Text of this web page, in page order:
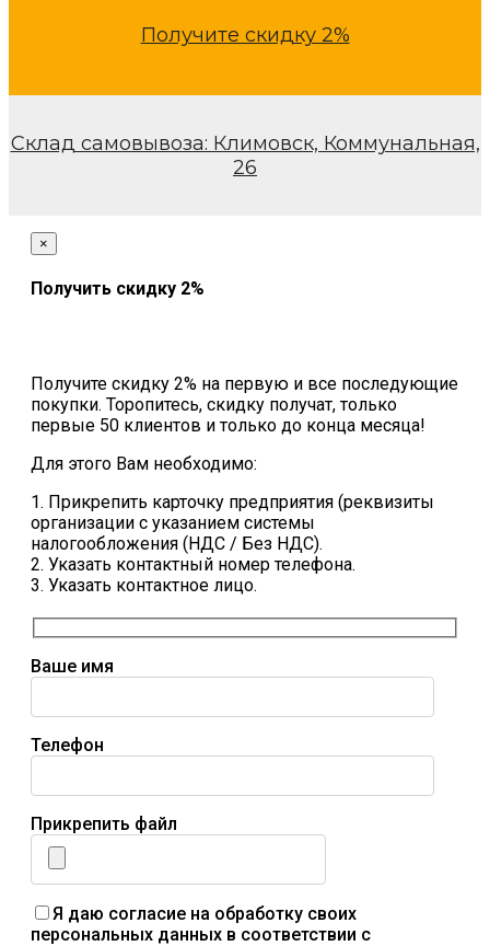
Получите скидку 2%
Склад самовывоза: Климовск, Коммунальная,
26
×
Получить скидку 2%
Получите скидку 2% на первую и все последующие
покупки. Торопитесь, скидку получат, только
первые 50 клиентов и только до конца месяца!
Для этого Вам необходимо:
1. Прикрепить карточку предприятия (реквизиты
организации с указанием системы
налогообложения (НДС / Без НДС).
2. Указать контактный номер телефона.
3. Указать контактное лицо.
Ваше имя
Телефон
Прикрепить файл
Я даю согласие на обработку своих
персональных данных в соответствии с